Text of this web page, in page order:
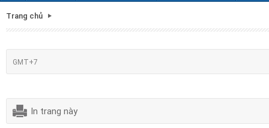
Trang chủ
GMT+7
In trang này